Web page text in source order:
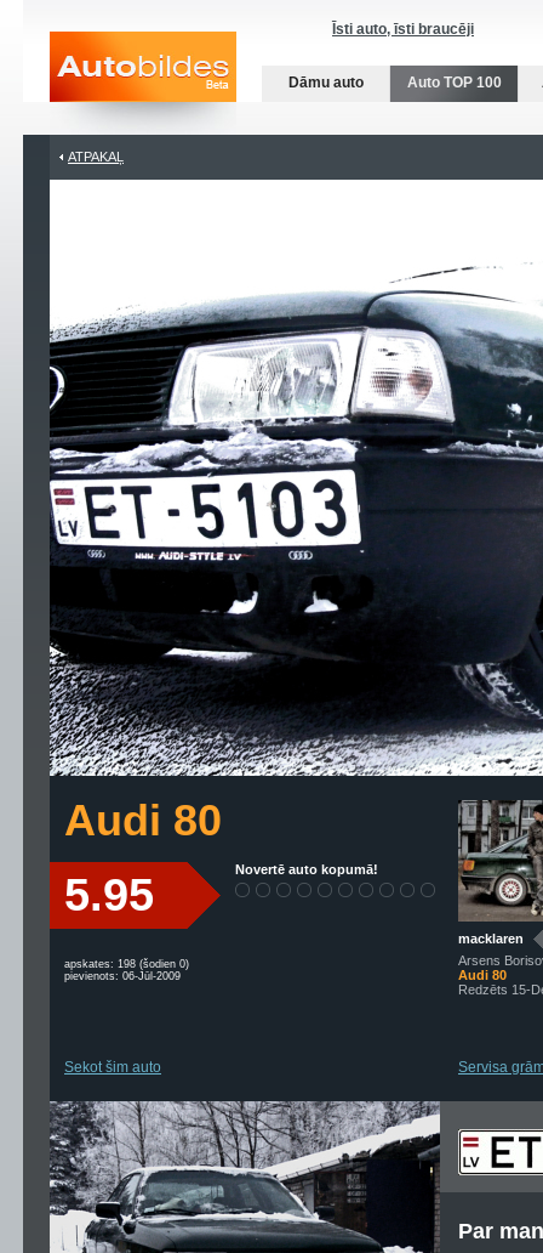
Īsti auto, īsti braucēji
Dāmu auto Auto TOP 100
ATPAKAĻ
Audi 80
5.95 Novertē auto kopumā!
apskates: 198 (šodien 0)
pievienots: 06-Jūl-2009
Sekot šim auto
macklaren
Arsens
Audi 80
Redzēts 15-
Servisa
Par